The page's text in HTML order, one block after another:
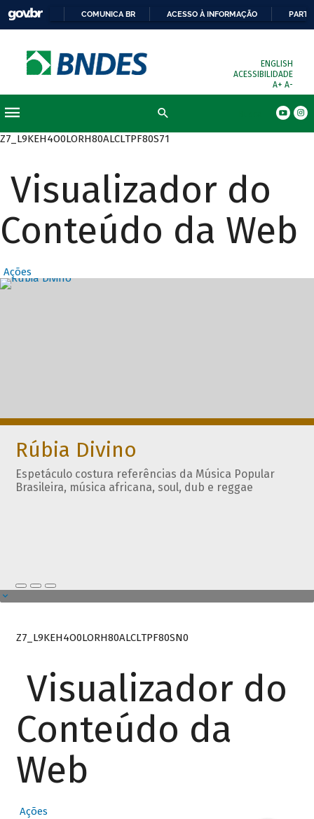
COMUNICA BR ACESSO À INFORMAÇÃO
ENGLISH
ACESSIBILIDADE
A+ A-
Z7_L9KEH4O0LORH80ALCLTPF80S71
Visualizador do
Conteúdo da Web
Ações
Destaques
Rúbia Divino
Espetáculo costura referências da Música Popular
Brasileira, música africana, soul, dub e reggae
Z7_L9KEH4O0LORH80ALCLTPF80SN0
Visualizador do
Conteúdo da
Web
Ações